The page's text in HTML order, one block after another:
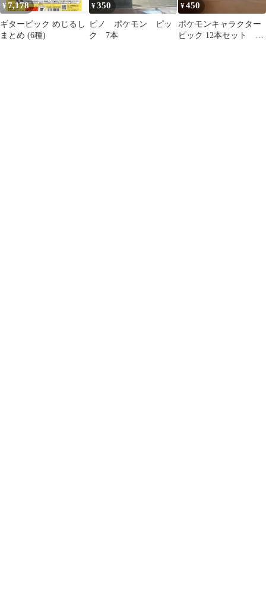
¥7,178
ギターピック めじるし
まとめ (6種)
¥350
ピノ ポケモン ピッ
ク 7本
¥450
ポケモンキャラクター
ピック 12本セット ピ